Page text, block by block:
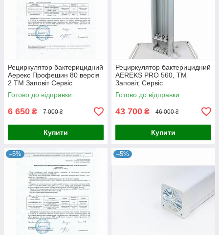
Рециркулятор бактерицидний
Аерекс Профешин 80 версія
2 ТМ Заповіт Сервіс
Готово до відправки
6 650 ₴ 7 000 ₴
Купити
Рециркулятор бактерицидний
AEREKS PRO 560, ТМ
Заповіт, Сервіс
Готово до відправки
43 700 ₴ 46 000 ₴
Купити
–5% –5%